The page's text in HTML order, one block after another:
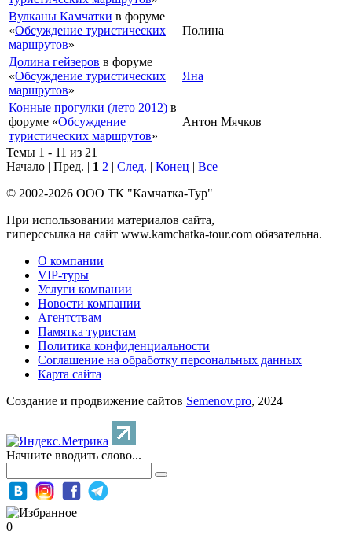
Вулканы Камчатки в форуме
«Обсуждение туристических
маршрутов»
Полина
Долина гейзеров в форуме
«Обсуждение туристических
маршрутов»
Яна
Конные прогулки (лето 2012) в
форуме «Обсуждение
туристических маршрутов»
Антон Мячков
Темы 1 - 11 из 21
Начало | Пред. | 1 2 | След. | Конец | Все
© 2002-2026 ООО ТК "Камчатка-Тур"
При использовании материалов сайта,
гиперссылка на сайт www.kamchatka-tour.com обязательна.
О компании
VIP-туры
Услуги компании
Новости компании
Агентствам
Памятка туристам
Политика конфиденциальности
Соглашение на обработку персональных данных
Карта сайта
Создание и продвижение сайтов Semenov.pro, 2024
Начните вводить слово...
0